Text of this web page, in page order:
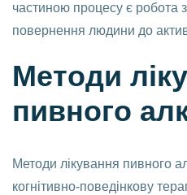
частиною процесу є робота
повернення людини до
Методи
пивного
Методи лікування пивного
когнітивно-поведінкову